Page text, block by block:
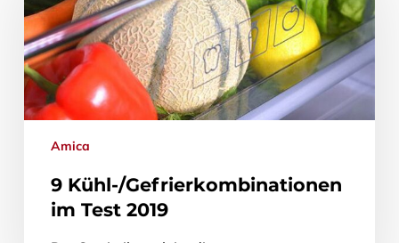
27. Februar 2020
Amica
9 Kühl-/Gefrierkombinationen
im Test 2019